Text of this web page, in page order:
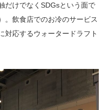
だけでなくSDGsという面で
。飲食店でのお冷のサービス
対応するウォータードラフト